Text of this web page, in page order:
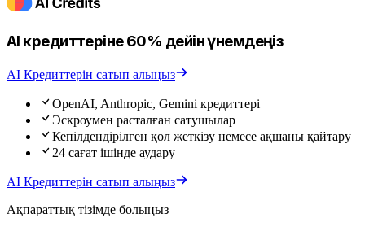
AI кредиттеріне 60% дейін үнемдеңіз
AI Кредиттерін сатып алыңыз
OpenAI, Anthropic, Gemini кредиттері
Эскроумен расталған сатушылар
Кепілдендірілген қол жеткізу немесе ақшаны қайтару
24 сағат ішінде аудару
AI Кредиттерін сатып алыңыз
Ақпараттық тізімде болыңыз